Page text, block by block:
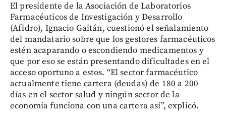
El presidente de la Asociación de Laboratorios
Farmacéuticos de Investigación y Desarrollo
(Afidro), Ignacio Gaitán, cuestionó el señalamiento
del mandatario sobre que los gestores farmacéuticos
estén acaparando o escondiendo medicamentos y
que por eso se están presentando dificultades en el
acceso oportuno a estos. “El sector farmacéutico
actualmente tiene cartera (deudas) de 180 a 200
días en el sector salud y ningún sector de la
economía funciona con una cartera así”, explicó.